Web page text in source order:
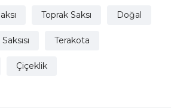
Toprak Saksı Doğal
Terakota
Çiçeklik